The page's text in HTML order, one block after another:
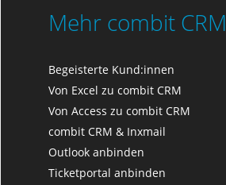
Mehr combit CRM
Begeisterte Kund:innen
Von Excel zu combit CRM
Von Access zu combit CRM
combit CRM & Inxmail
Outlook anbinden
Ticketportal anbinden